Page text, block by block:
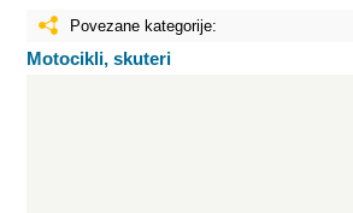
Povezane kategorije:
Motocikli, skuteri